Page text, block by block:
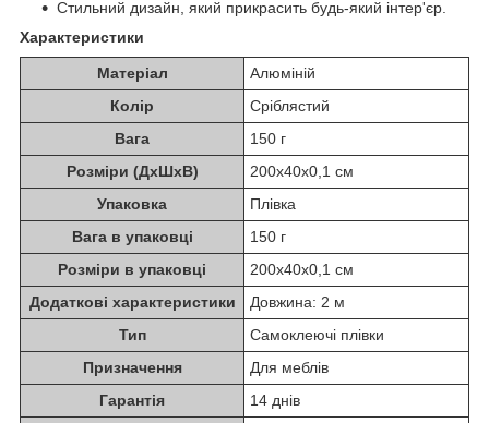
Стильний дизайн, який прикрасить будь-який інтер'єр.
Характеристики
Матеріал
Алюміній
Колір
Сріблястий
Вага
150 г
Розміри (ДхШхВ)
200х40х0,1 см
Упаковка
Плівка
Вага в упаковці
150 г
Розміри в упаковці
200х40х0,1 см
Додаткові характеристики
Довжина: 2 м
Тип
Самоклеючі плівки
Призначення
Для меблів
Гарантія
14 днів